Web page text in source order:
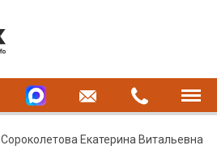
Сороколетова Екатерина Витальевна